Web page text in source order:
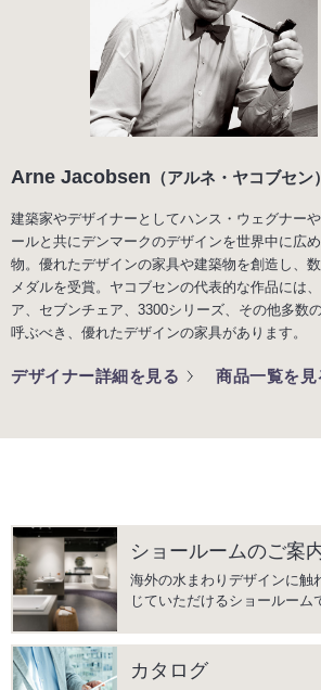
Arne Jacobsen （アルネ・ヤコブセン）
建築家やデザイナーとしてハンス・ウェグナー
ールと共にデンマークのデザインを世界中に広
物。優れたデザインの家具や建築物を創造し、
メダルを受賞。ヤコブセンの代表的な作品には
ア、セブンチェア、3300シリーズ、その他多数
呼ぶべき、優れたデザインの家具があります。
デザイナー詳細を見る 商品一覧を見
ショールームのご案
海外の水まわりデザインに触
じていただけるショールーム
カタログ